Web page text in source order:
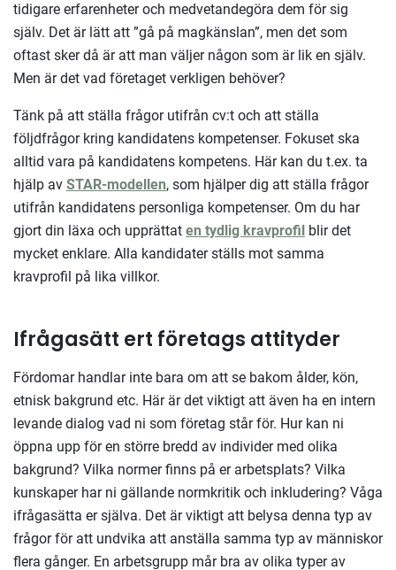
tidigare erfarenheter och medvetandegöra dem för sig
själv. Det är lätt att ”gå på magkänslan”, men det som
oftast sker då är att man väljer någon som är lik en själv.
Men är det vad företaget verkligen behöver?
Tänk på att ställa frågor utifrån cv:t och att ställa
följdfrågor kring kandidatens kompetenser. Fokuset ska
alltid vara på kandidatens kompetens. Här kan du t.ex. ta
hjälp av STAR-modellen, som hjälper dig att ställa frågor
utifrån kandidatens personliga kompetenser. Om du har
gjort din läxa och upprättat en tydlig kravprofil blir det
mycket enklare. Alla kandidater ställs mot samma
kravprofil på lika villkor.
Ifrågasätt ert företags attityder
Fördomar handlar inte bara om att se bakom ålder, kön,
etnisk bakgrund etc. Här är det viktigt att även ha en intern
levande dialog vad ni som företag står för. Hur kan ni
öppna upp för en större bredd av individer med olika
bakgrund? Vilka normer finns på er arbetsplats? Vilka
kunskaper har ni gällande normkritik och inkludering? Våga
ifrågasätta er själva. Det är viktigt att belysa denna typ av
frågor för att undvika att anställa samma typ av människor
flera gånger. En arbetsgrupp mår bra av olika typer av